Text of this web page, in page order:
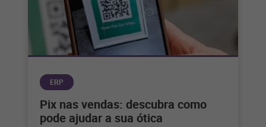
ERP
Pix nas vendas: descubra como
pode ajudar a sua ótica